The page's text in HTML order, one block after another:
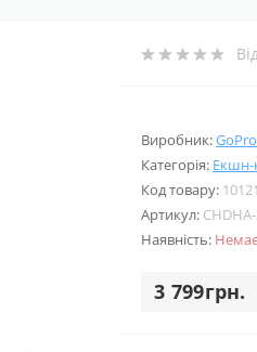
Виробник:GoPro
Категорія: Екшн-
Код товару:
Артикул:
Наявність:
3 799грн.